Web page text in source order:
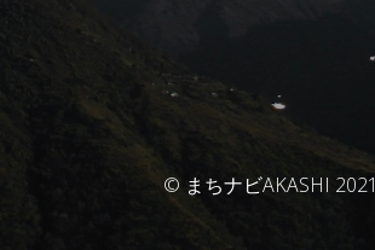
© まちナビAKASHI 2021